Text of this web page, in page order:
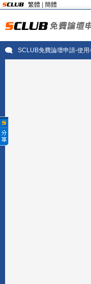
繁體 簡體
SCLUB免費論壇申請-使用